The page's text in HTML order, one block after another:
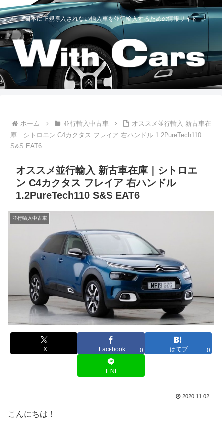
日本に正規導入されない輸入車を並行輸入するための情報サイト
ホーム 並行輸入中古車
オススメ並行輸入 新古車在
庫｜シトロエン C4カクタス フレイア 右ハンドル 1.2PureTech110
S&S EAT6
オススメ並行輸入 新古車在庫｜シトロエ
ン C4カクタス フレイア 右ハンドル
1.2PureTech110 S&S EAT6
並行輸入中古車
X Facebook 0 はてブ 0
LINE
2020.11.02
こんにちは！